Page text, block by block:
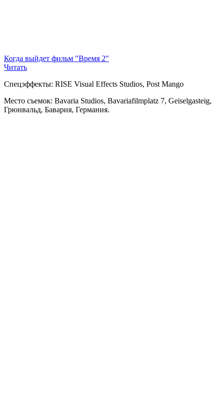
Когда выйдет фильм "Время 2"
Читать
Спецэффекты: RISE Visual Effects Studios, Post Mango
Место съемок: Bavaria Studios, Bavariafilmplatz 7, Geiselgasteig,
Грюнвальд, Бавария, Германия.